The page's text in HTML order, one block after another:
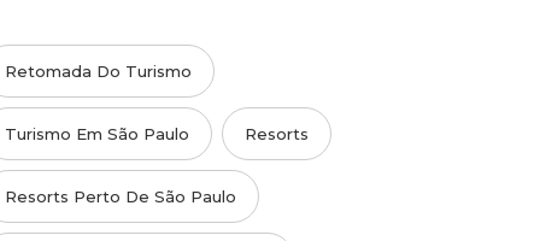
Retomada Do Turismo
Turismo Em São Paulo Resorts
Resorts Perto De São Paulo